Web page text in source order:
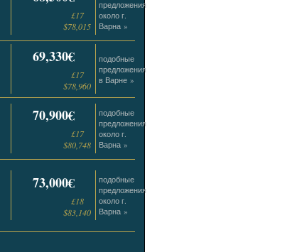
£17
$78,015
предложения
около г.
Варна »
69,330€
£17
$78,960
подобные
предложения
в Варне »
70,900€
£17
$80,748
подобные
предложения
около г.
Варна »
73,000€
£18
$83,140
подобные
предложения
около г.
Варна »